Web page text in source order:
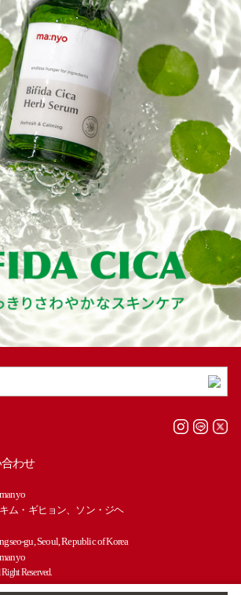
わせ
manyo
キム・ギヒョン、ソン・ジヘ
gu, Seoul, Republic of Korea
manyo
Reserved.